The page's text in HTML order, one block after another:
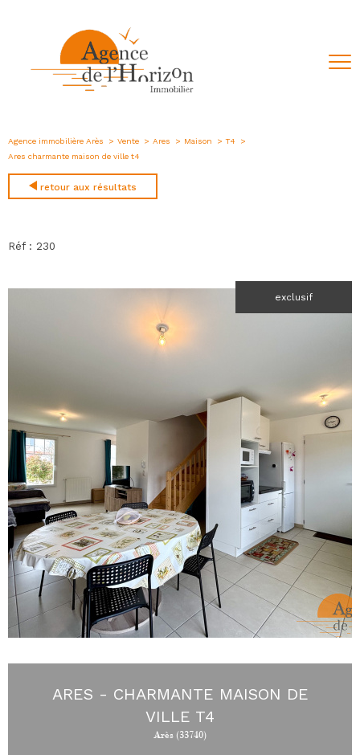
Agence immobilière Arès Vente Ares Maison
T4
Ares charmante maison de ville t4
retour aux résultats
Réf : 230
exclusif
ARES - CHARMANTE MAISON DE
VILLE T4
Arès (33740)